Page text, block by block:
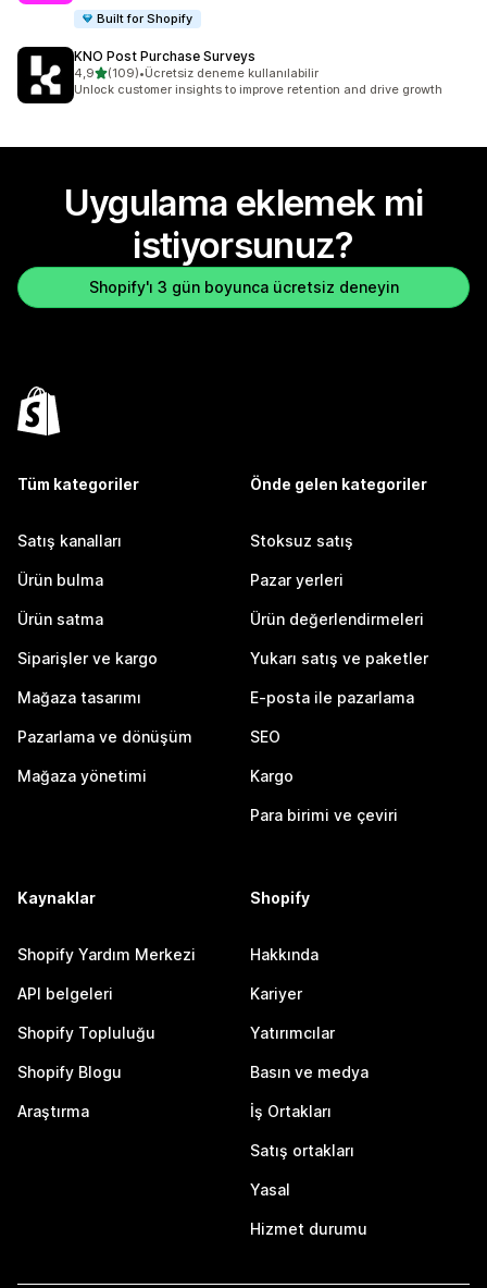
Built for Shopify
KNO Post Purchase Surveys
4,95 yıldız üzerinden
(109)
toplam 109 değerlendirme
•Ücretsiz deneme kullanılabilir
Unlock customer insights to improve retention and drive growth
Uygulama eklemek mi
istiyorsunuz?
Shopify'ı 3 gün boyunca ücretsiz deneyin
Tüm kategoriler
Satış kanalları
Ürün bulma
Ürün satma
Siparişler ve kargo
Mağaza tasarımı
Pazarlama ve dönüşüm
Mağaza yönetimi
Önde gelen kategoriler
Stoksuz satış
Pazar yerleri
Ürün değerlendirmeleri
Yukarı satış ve paketler
E-posta ile pazarlama
SEO
Kargo
Para birimi ve çeviri
Kaynaklar
Shopify Yardım Merkezi
API belgeleri
Shopify Topluluğu
Shopify Blogu
Araştırma
Shopify
Hakkında
Kariyer
Yatırımcılar
Basın ve medya
İş Ortakları
Satış ortakları
Yasal
Hizmet durumu